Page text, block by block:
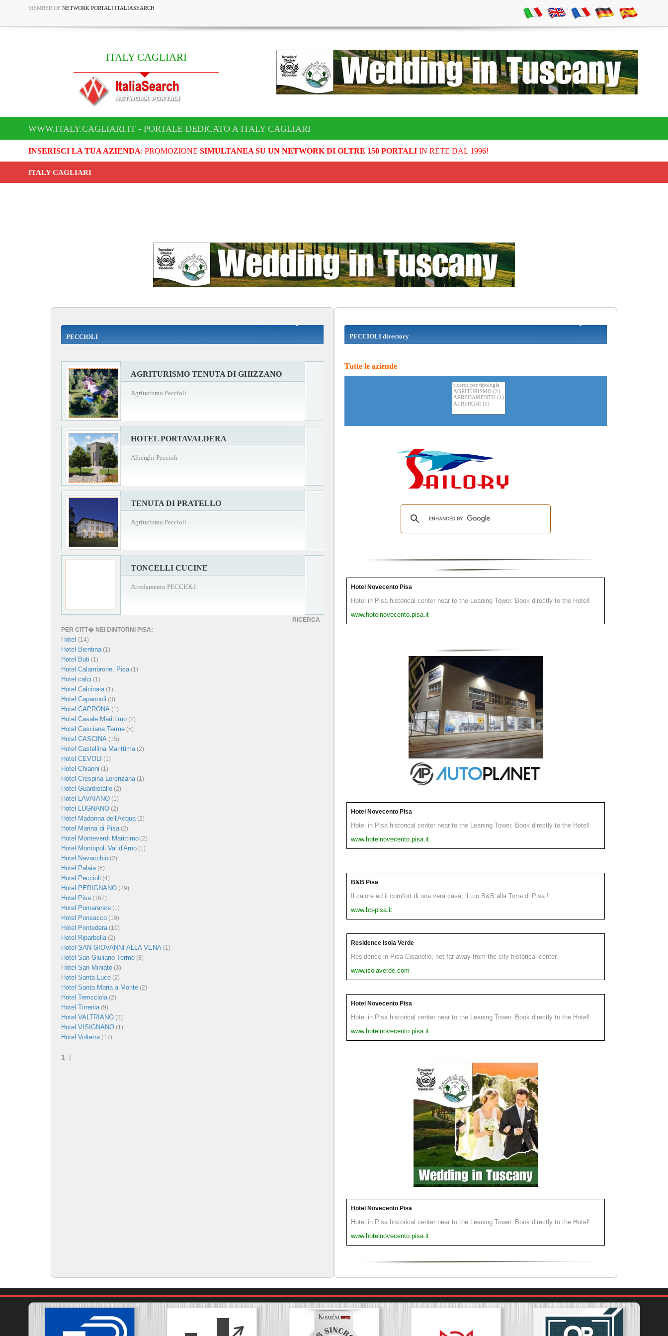
MEMBER OF NETWORK PORTALI ITALIASEARCH
ITALY CAGLIARI
WWW.ITALY.CAGLIARI.IT - PORTALE DEDICATO A ITALY CAGLIARI
INSERISCI LA TUA AZIENDA: PROMOZIONE SIMULTANEA SU UN NETWORK DI OLTRE 150 PORTALIIN RETE DAL 1996!
ITALY CAGLIARI
PECCIOLI
AGRITURISMO TENUTA DI GHIZZANO
Agriturismo Peccioli
HOTEL PORTAVALDERA
Alberghi Peccioli
TENUTA DI PRATELLO
Agriturismo Peccioli
TONCELLI CUCINE
Arredamento PECCIOLI
RICERCA
PER CITT� NEI DINTORNI PISA:
Hotel (14)
Hotel Bientina(1)
Hotel Buti (1)
Hotel Calambrone, Pisa(1)
Hotel calci (1)
Hotel Calcinaia(1)
Hotel Capannoli (3)
Hotel CAPRONA (1)
Hotel Casale Marittimo (2)
Hotel Casciana Terme (5)
Hotel CASCINA (15)
Hotel Castellina Marittima(2)
Hotel CEVOLI (1)
Hotel Chianni (1)
Hotel Crespina Lorenzana(1)
Hotel Guardistallo (2)
Hotel LAVAIANO (1)
Hotel LUGNANO (2)
Hotel Madonna dell'Acqua(2)
Hotel Marina di Pisa(2)
Hotel Monteverdi Marittimo (2)
Hotel Montopoli Val d'Arno (1)
Hotel Navacchio (2)
Hotel Palaia(6)
Hotel Peccioli (4)
Hotel PERIGNANO (29)
Hotel Pisa(167)
Hotel Pomarance (1)
Hotel Ponsacco (19)
Hotel Pontedera(10)
Hotel Riparbella(2)
Hotel SAN GIOVANNI ALLA VENA (1)
Hotel San Giuliano Terme (8)
Hotel San Miniato (3)
Hotel Santa Luce (2)
Hotel Santa Maria a Monte (2)
Hotel Terricciola(2)
Hotel Tirrenia(9)
Hotel VALTRIANO (2)
Hotel VISIGNANO (1)
Hotel Volterra(17)
1 |
PECCIOLI directory
Tutte le aziende
Hotel Novecento Pisa
Hotel in Pisa historical center near to the Leaning Tower. Book directly to the Hotel!
www.hotelnovecento.pisa.it
Hotel Novecento Pisa
Hotel in Pisa historical center near to the Leaning Tower. Book directly to the Hotel!
www.hotelnovecento.pisa.it
B&B Pisa
Il calore ed il comfort di una vera casa, il tuo B&B alla Torre di Pisa !
www.bb-pisa.it
Residence Isola Verde
Residence in Pisa Cisanello, not far away from the city historical center.
www.isolaverde.com
Hotel Novecento Pisa
Hotel in Pisa historical center near to the Leaning Tower. Book directly to the Hotel!
www.hotelnovecento.pisa.it
Hotel Novecento Pisa
Hotel in Pisa historical center near to the Leaning Tower. Book directly to the Hotel!
www.hotelnovecento.pisa.it